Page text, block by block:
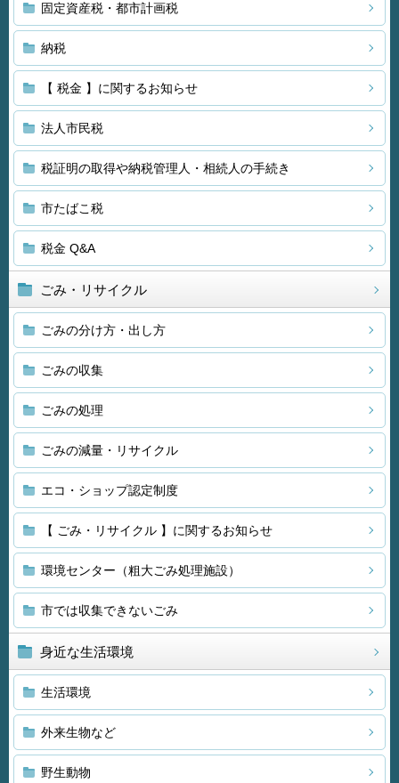
固定資産税・都市計画税
納税
【 税金 】に関するお知らせ
法人市民税
税証明の取得や納税管理人・相続人の手続き
市たばこ税
税金 Q&A
ごみ・リサイクル
ごみの分け方・出し方
ごみの収集
ごみの処理
ごみの減量・リサイクル
エコ・ショップ認定制度
【 ごみ・リサイクル 】に関するお知らせ
環境センター（粗大ごみ処理施設）
市では収集できないごみ
身近な生活環境
生活環境
外来生物など
野生動物